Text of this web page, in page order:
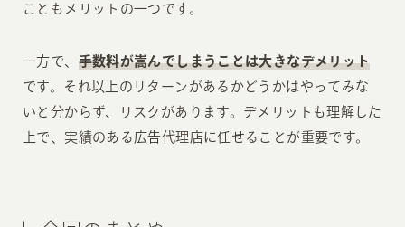
こともメリットの一つです。
一方で、 手数料が嵩んでしまうことは大きなデメリット
です。それ以上のリターンがあるかどうかはやってみな
いと分からず、リスクがあります。デメリットも理解した
上で、実績のある広告代理店に任せることが重要です。